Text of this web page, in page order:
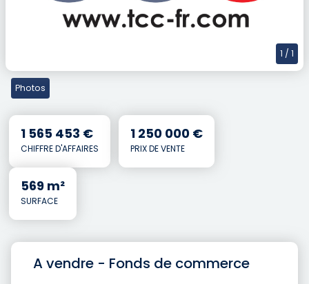
1 / 1
Photos
1 565 453 €
CHIFFRE D'AFFAIRES
1 250 000 €
PRIX DE VENTE
569 m²
SURFACE
A vendre - Fonds de commerce